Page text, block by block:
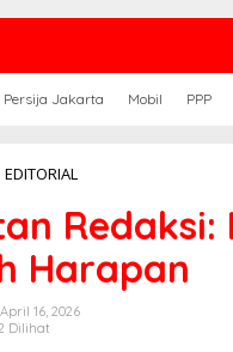
Persija Jakarta Mobil PPP
EDITORIAL
Menanam
Air
Mata
Atas
Harapan
April 16, 2026
Dilihat